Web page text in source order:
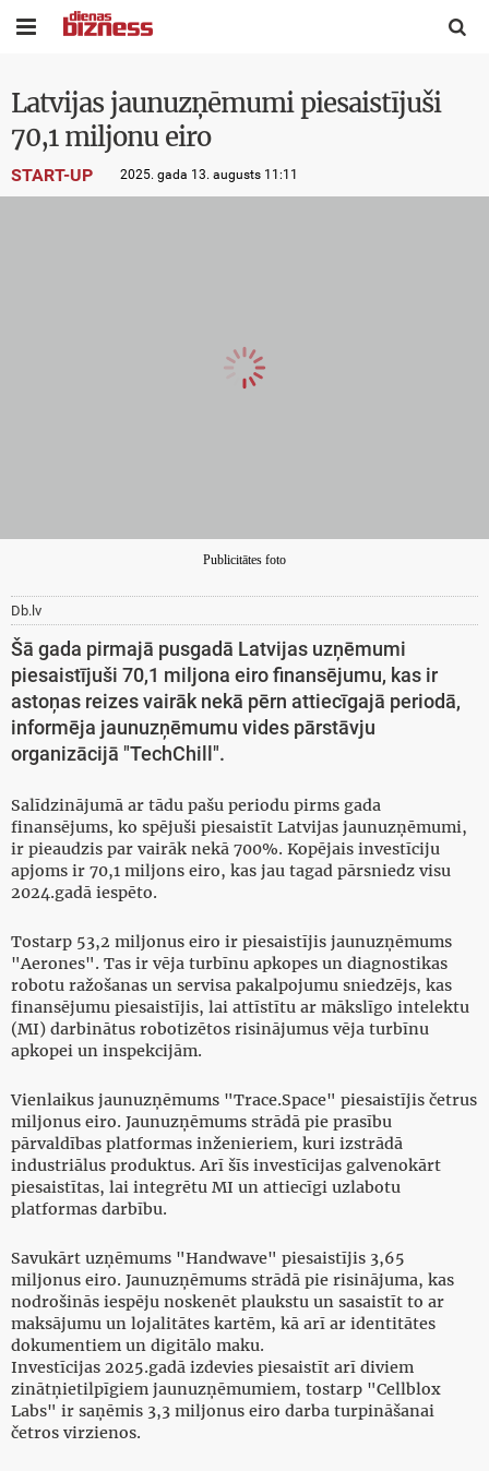
 
Latvijas jaunuzņēmumi piesaistījuši
70,1 miljonu eiro
START-UP 2025. gada 13. augusts 11:11
Publicitātes foto
Db.lv
Šā gada pirmajā pusgadā Latvijas uzņēmumi
piesaistījuši 70,1 miljona eiro finansējumu, kas ir
astoņas reizes vairāk nekā pērn attiecīgajā periodā,
informēja jaunuzņēmumu vides pārstāvju
organizācijā "TechChill".
Salīdzinājumā ar tādu pašu periodu pirms gada
finansējums, ko spējuši piesaistīt Latvijas jaunuzņēmumi,
ir pieaudzis par vairāk nekā 700%. Kopējais investīciju
apjoms ir 70,1 miljons eiro, kas jau tagad pārsniedz visu
2024.gadā iespēto.
Tostarp 53,2 miljonus eiro ir piesaistījis jaunuzņēmums
"Aerones". Tas ir vēja turbīnu apkopes un diagnostikas
robotu ražošanas un servisa pakalpojumu sniedzējs, kas
finansējumu piesaistījis, lai attīstītu ar mākslīgo intelektu
(MI) darbinātus robotizētos risinājumus vēja turbīnu
apkopei un inspekcijām.
Vienlaikus jaunuzņēmums "Trace.Space" piesaistījis četrus
miljonus eiro. Jaunuzņēmums strādā pie prasību
pārvaldības platformas inženieriem, kuri izstrādā
industriālus produktus. Arī šīs investīcijas galvenokārt
piesaistītas, lai integrētu MI un attiecīgi uzlabotu
platformas darbību.
Savukārt uzņēmums "Handwave" piesaistījis 3,65
miljonus eiro. Jaunuzņēmums strādā pie risinājuma, kas
nodrošinās iespēju noskenēt plaukstu un sasaistīt to ar
maksājumu un lojalitātes kartēm, kā arī ar identitātes
dokumentiem un digitālo maku.
Investīcijas 2025.gadā izdevies piesaistīt arī diviem
zinātņietilpīgiem jaunuzņēmumiem, tostarp "Cellblox
Labs" ir saņēmis 3,3 miljonus eiro darba turpināšanai
četros virzienos.